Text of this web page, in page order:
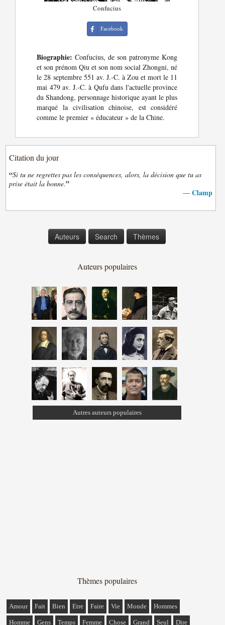
Confucius
Facebook
Biographie: Confucius, de son patronyme Kong
et son prénom Qiu et son nom social Zhongni, né
le 28 septembre 551 av. J.-C. à Zou et mort le 11
mai 479 av. J.-C. à Qufu dans l'actuelle province
du Shandong, personnage historique ayant le plus
marqué la civilisation chinoise, est considéré
comme le premier « éducateur » de la Chine.
Citation du jour
“Si tu ne regrettes pas les conséquences, alors, la décision que tu as
prise était la bonne.”
— Clamp
Auteurs Search Thèmes
Auteurs populaires
Autres auteurs populaires
Thèmes populaires
Amour Fait Bien Etre Faire Vie Monde Hommes
Homme Gens Temps Femme Chose Grand Seul Dire